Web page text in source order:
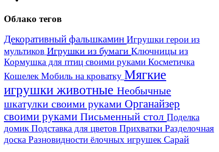
Облако тегов
Декоративный фальшкамин Игрушки герои из
мультиков Игрушки из бумаги Ключницы из
Кормушка для птиц своими руками Косметичка
КошелекМобиль на кроватку Мягкие
игрушки животные Необычные
шкатулки своими руками Органайзер
своими руками Письменный стол Поделка
домикПодставка для цветов Прихватки Разделочная
доска Разновидности ёлочных игрушекСарай